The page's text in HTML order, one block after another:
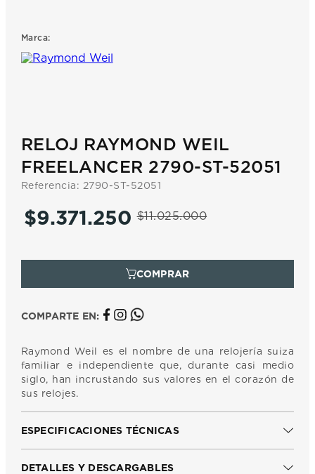
Marca:
RELOJ RAYMOND WEIL
FREELANCER 2790-ST-52051
Referencia: 2790-ST-52051
$11.025.000
$9.371.250
COMPARTE EN:
Raymond Weil es el nombre de una relojería suiza
familiar e independiente que, durante casi medio
siglo, han incrustando sus valores en el corazón de
sus relojes.
ESPECIFICACIONES TÉCNICAS
DETALLES Y DESCARGABLES